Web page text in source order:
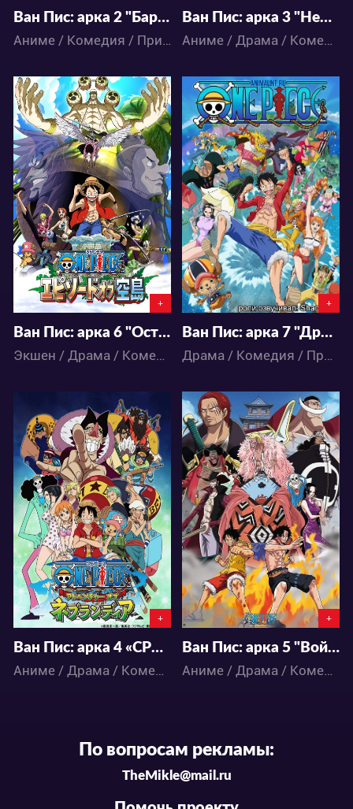
Ван Пис: арка 2 "Барок Воркс" (62-141 серии)
Аниме / Комедия / Приключения / Сёнэн / Фэнтези / Экшен
Ван Пис: арка 3 "Небесный остров" (142-206 серии) - 3 сезон
Аниме / Драма / Комедия / Приключения / Сёнэн / Фэнтези / Экшен
46928
4 46
+
Ван Пис: арка 6 "Острова Рыболюдей" (517 - 574 серии) - 6 сезон
Экшен / Драма / Комедия / Приключения / Сёнэн / Фэнтези / Аниме
96843
13 71
+
Ван Пис: арка 7 "Дресс Роуз" (575 - 745 серии) - 7 сезон
Драма / Комедия / Приключения / Сёнэн / Фэнтези / Экшен / Аниме
42334
5 33
+
Ван Пис: арка 4 «CP9» (207-325 серии) - 4 сезон
Аниме / Драма / Комедия / Приключения / Сёнэн / Фэнтези / Экшен
51056
8 53
+
Ван Пис: арка 5 "Война Белоуса" (326-516 серии) - 5 сезон
Аниме / Драма / Комедия / Приключения / Сёнэн / Фэнтези / Экшен
По вопросам рекламы:
TheMikle@mail.ru